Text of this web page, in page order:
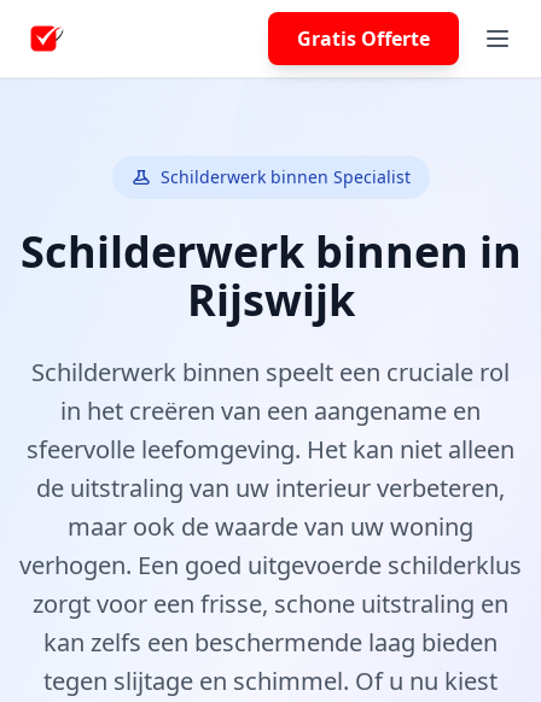
Gratis Offerte
Schilderwerk binnen Specialist
Schilderwerk binnen in
Rijswijk
Schilderwerk binnen speelt een cruciale rol
in het creëren van een aangename en
sfeervolle leefomgeving. Het kan niet alleen
de uitstraling van uw interieur verbeteren,
maar ook de waarde van uw woning
verhogen. Een goed uitgevoerde schilderklus
zorgt voor een frisse, schone uitstraling en
kan zelfs een beschermende laag bieden
tegen slijtage en schimmel. Of u nu kiest